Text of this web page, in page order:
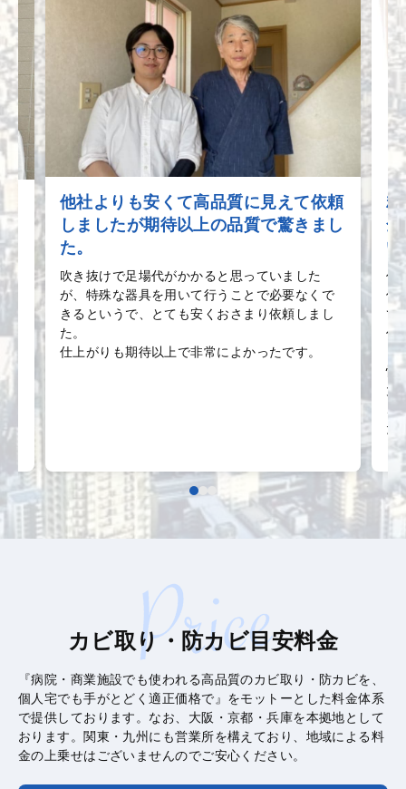
他社よりも安くて高品質に見えて依頼
しましたが期待以上の品質で驚きまし
た。
吹き抜けで足場代がかかると思っていました
が、特殊な器具を用いて行うことで必要なくで
きるというで、とても安くおさまり依頼しまし
た。
仕上がりも期待以上で非常によかったです。
精
全
作
何
て
作
怖
大
こ
た
カビ取り・防カビ目安料金
『病院・商業施設でも使われる高品質のカビ取り・防カビを、
個人宅でも手がとどく適正価格で』をモットーとした料金体系
で提供しております。なお、大阪・京都・兵庫を本拠地として
おります。関東・九州にも営業所を構えており、地域による料
金の上乗せはございませんのでご安心ください。